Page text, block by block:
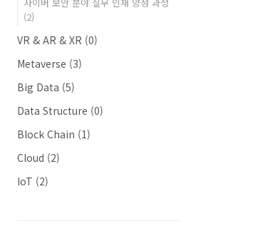
(2)
VR & AR & XR (0)
Metaverse (3)
Big Data (5)
Data Structure (0)
Block Chain (1)
Cloud (2)
IoT (2)